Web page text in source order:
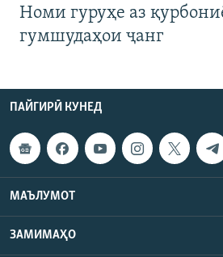
Номи гуруҳе аз
гумшудаҳои ҷанг
ПАЙГИРӢ КУНЕД
МАЪЛУМОТ
ЗАМИМАҲО